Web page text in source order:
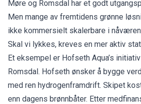
Møre og Romsdal har et godt
Men mange av fremtidens grønne
ikke kommersielt skalerbare i
Skal vi lykkes, kreves en mer aktiv
Et eksempel er Hofseth Aqua’s
Romsdal. Hofseth ønsker å bygge
med ren hydrogenframdrift. Skipet
enn dagens brønnbåter. Etter